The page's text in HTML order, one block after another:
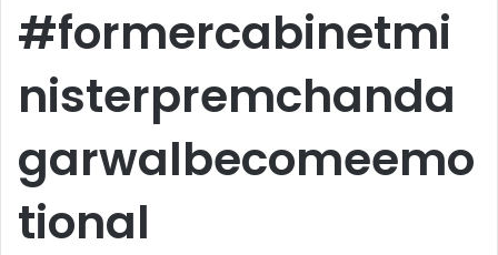
#formercabinetmi
nisterpremchanda
garwalbecomeemo
tional